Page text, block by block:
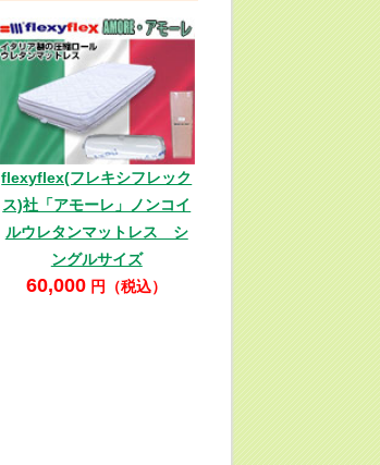
flexyflex(フレキシフレック
ス)社「アモーレ」ノンコイ
ルウレタンマットレス シ
ングルサイズ
60,000 円（税込）